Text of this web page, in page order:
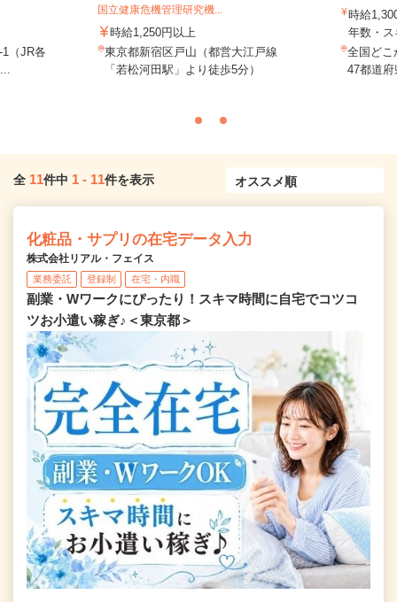
（JR各
国立健康危機管理研究機...
時給1,250円以上
東京都新宿区戸山（都営大江戸線
「若松河田駅」より徒歩5分）
時給
年数・
全国どこ
47都道
全 11件中 1 - 11件を表示
化粧品・サプリの在宅データ入力
株式会社リアル・フェイス
業務委託 登録制 在宅・内職
副業・Wワークにぴったり！スキマ時間に自宅でコツコ
ツお小遣い稼ぎ♪＜東京都＞